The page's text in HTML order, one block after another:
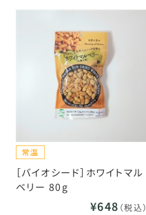
［バイオシード］ホワイトマル
ベリー 80g
¥648 （税込）